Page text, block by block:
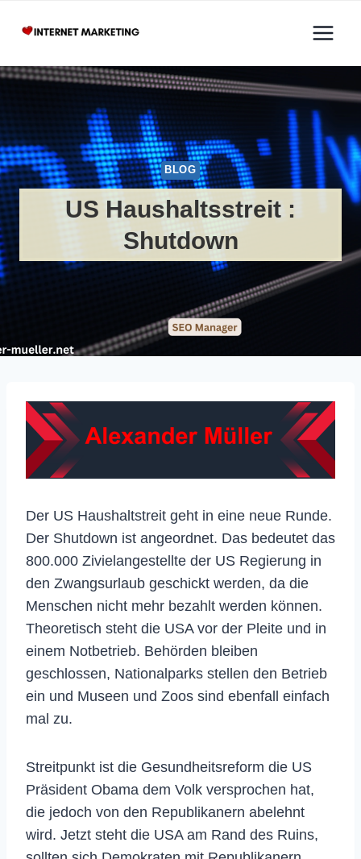
Inhalt
BLOG
US Haushaltsstreit :
Shutdown
Der US Haushaltstreit geht in eine neue Runde.
Der Shutdown ist angeordnet. Das bedeutet das
800.000 Zivielangestellte der US Regierung in
den Zwangsurlaub geschickt werden, da die
Menschen nicht mehr bezahlt werden können.
Theoretisch steht die USA vor der Pleite und in
einem Notbetrieb. Behörden bleiben
geschlossen, Nationalparks stellen den Betrieb
ein und Museen und Zoos sind ebenfall einfach
mal zu.
Streitpunkt ist die Gesundheitsreform die US
Präsident Obama dem Volk versprochen hat,
die jedoch von den Republikanern abelehnt
wird. Jetzt steht die USA am Rand des Ruins,